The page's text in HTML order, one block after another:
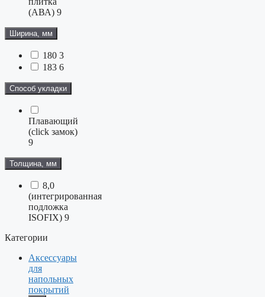
(АВА) 9
Ширина, мм
180 3
183 6
Способ укладки
Плавающий
(click замок)
9
Толщина, мм
8,0
(интегрированная
подложка
ISOFIX) 9
Категории
Аксессуары
для
напольных
покрытий